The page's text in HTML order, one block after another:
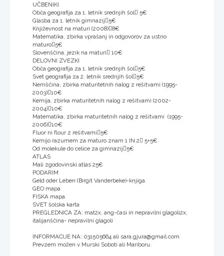
UČBENIKI
Obča geografija za 1. letnik srednjih šol 5€
Glasba za 1. letnik gimnazij5€
Književnost na maturi (2008)8€
Matematika, zbirka vprašanj in odgovorov za ustno
maturo5€
Slovenščina, jezik na maturi 10€
DELOVNI ZVEZKI
Obča geografija za 1. letnik srednjih šol5€
Svet geografija za 2. letnik srednjih šol5€
Nemščina, zbirka maturitetnih nalog z rešitvami (1995-
2003)10€
Kemija, zbirka maturitetnih nalog z rešitvami (2002-
2004)10€
Matematika, zbirka maturitetnih nalog z rešitvami (1995-
2006)10€
Fluor ni flour z rešitvami5€
Kemijo razumem za maturo znam 1 IN 2 5+5€
Od molekule do celice za gimnazij5€
ATLAS
Mali zgodovinski atlas 25€
PODARIM
Geld oder Leben (Birgit Vanderbeke)-knjiga
GEO mapa
FISKA mapa
SVET šolska karta
PREGLEDNICA ZA: mat2x, ang-časi in nepravilni glagoli2x,
italijanščina- nepravilni glagoli
INFORMACIJE NA: 031505664 ali sara.gjura@gmail.com
Prevzem možen v Murski Soboti ali Mariboru.